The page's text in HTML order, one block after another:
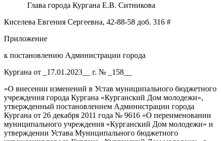
Глава города Кургана Е.В. Ситникова
Киселева Евгения Сергеевна, 42-88-58 доб. 316 #
Приложение
к постановлению Администрации города
Кургана от _17.01.2023__ г. № _158__
«О внесении изменений в Устав муниципального бюджетного
учреждения города Кургана «Курганский Дом молодежи»,
утвержденный постановлением Администрации города
Кургана от 26 декабря 2011 года № 9616 «О переименовании
муниципального учреждения «Курганский Дом молодежи» и
утверждении Устава Муниципального бюджетного